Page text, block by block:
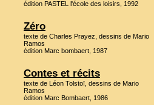
édition PASTEL l'école des loisirs, 1992
Zéro
texte de Charles Prayez, dessins de Mario
Ramos
édition Marc bombaert, 1987
Contes et récits
texte de Léon Tolstoï, dessins de Mario
Ramos
édition Marc Bombaert, 1986